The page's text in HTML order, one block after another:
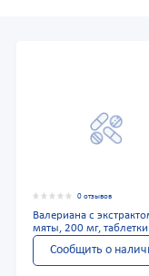
0 отзывов
Валериана с
мяты, 200 мг,
Сообщить о